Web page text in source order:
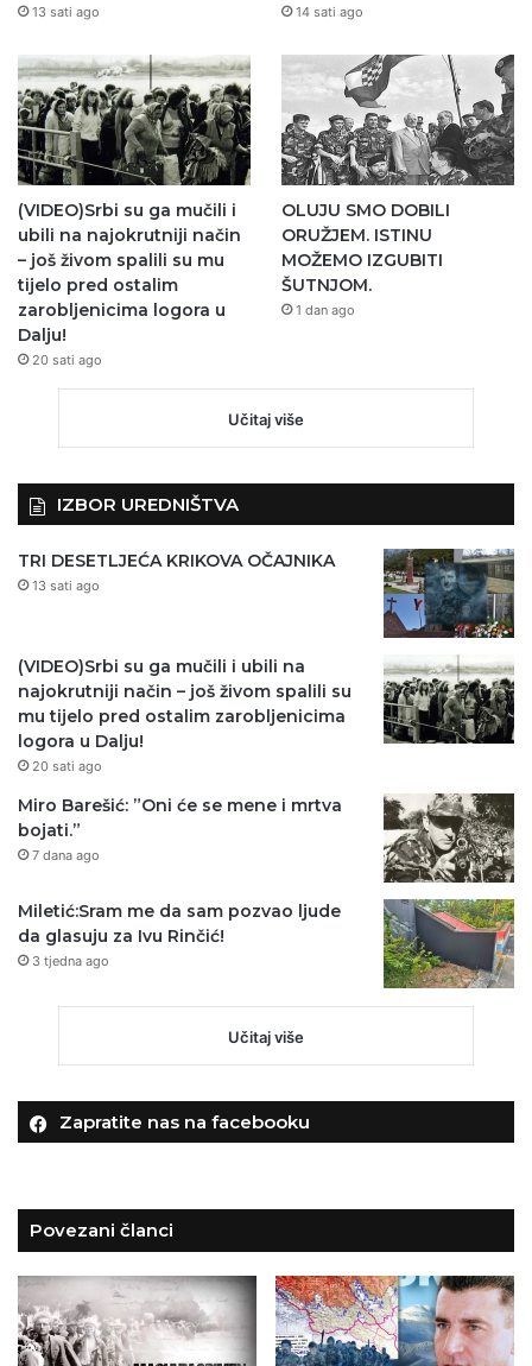
13 sati ago 14 sati ago
(VIDEO)Srbi su ga mučili i
ubili na najokrutniji način
– još živom spalili su mu
tijelo pred ostalim
zarobljenicima logora u
Dalju!
20 sati ago
OLUJU SMO DOBILI
ORUŽJEM. ISTINU
MOŽEMO IZGUBITI
ŠUTNJOM.
1 dan ago
Učitaj više
IZBOR UREDNIŠTVA
TRI DESETLJEĆA KRIKOVA OČAJNIKA
13 sati ago
(VIDEO)Srbi su ga mučili i ubili na
najokrutniji način – još živom spalili su
mu tijelo pred ostalim zarobljenicima
logora u Dalju!
20 sati ago
Miro Barešić: ”Oni će se mene i mrtva
bojati.”
7 dana ago
Miletić:Sram me da sam pozvao ljude
da glasuju za Ivu Rinčić!
3 tjedna ago
Učitaj više
Zapratite nas na facebooku
Povezani članci